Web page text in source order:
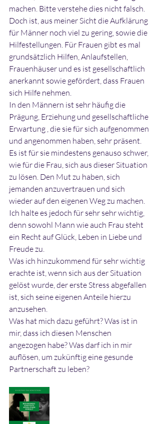
machen. Bitte verstehe dies nicht falsch.
Doch ist, aus meiner Sicht die Aufklärung
für Männer noch viel zu gering, sowie die
Hilfestellungen. Für Frauen gibt es mal
grundsätzlich Hilfen, Anlaufstellen,
Frauenhäuser und es ist gesellschaftlich
anerkannt sowie gefördert, dass Frauen
sich Hilfe nehmen.
In den Männern ist sehr häufig die
Prägung, Erziehung und gesellschaftliche
Erwartung , die sie für sich aufgenommen
und angenommen haben, sehr präsent.
Es ist für sie mindestens genauso schwer,
wie für die Frau, sich aus dieser Situation
zu lösen. Den Mut zu haben, sich
jemanden anzuvertrauen und sich
wieder auf den eigenen Weg zu machen.
Ich halte es jedoch für sehr sehr wichtig,
denn sowohl Mann wie auch Frau steht
ein Recht auf Glück, Leben in Liebe und
Freude zu.
Was ich hinzukommend für sehr wichtig
erachte ist, wenn sich aus der Situation
gelöst wurde, der erste Stress abgefallen
ist, sich seine eigenen Anteile hierzu
anzusehen.
Was hat mich dazu geführt? Was ist in
mir, dass ich diesen Menschen
angezogen habe? Was darf ich in mir
auflösen, um zukünftig eine gesunde
Partnerschaft zu leben?